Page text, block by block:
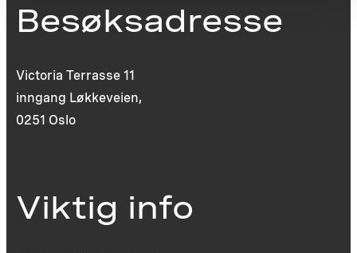
Besøksadresse
Victoria Terrasse 11
inngang Løkkeveien,
0251 Oslo
Viktig info